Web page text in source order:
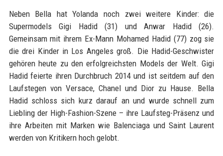
Neben Bella hat Yolanda noch zwei weitere Kinder: die
Supermodels Gigi Hadid (31) und Anwar Hadid (26).
Gemeinsam mit ihrem Ex-Mann Mohamed Hadid (77) zog sie
die drei Kinder in Los Angeles groß. Die Hadid-Geschwister
gehören heute zu den erfolgreichsten Models der Welt. Gigi
Hadid feierte ihren Durchbruch 2014 und ist seitdem auf den
Laufstegen von Versace, Chanel und Dior zu Hause. Bella
Hadid schloss sich kurz darauf an und wurde schnell zum
Liebling der High-Fashion-Szene – ihre Laufsteg-Präsenz und
ihre Arbeiten mit Marken wie Balenciaga und Saint Laurent
werden von Kritikern hoch gelobt.